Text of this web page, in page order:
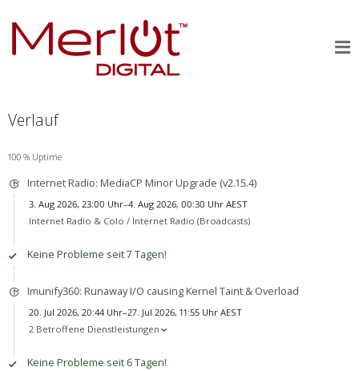
Verlauf
100 % Uptime
Internet Radio: MediaCP Minor Upgrade (v2.15.4)
3. Aug 2026, 23:00 Uhr–4. Aug 2026, 00:30 Uhr AEST
Internet Radio & Colo / Internet Radio (Broadcasts)
Keine Probleme seit 7 Tagen!
Imunify360: Runaway I/O causing Kernel Taint & Overload
20. Jul 2026, 20:44 Uhr–27. Jul 2026, 11:55 Uhr AEST
2 Betroffene Dienstleistungen
Keine Probleme seit 6 Tagen!